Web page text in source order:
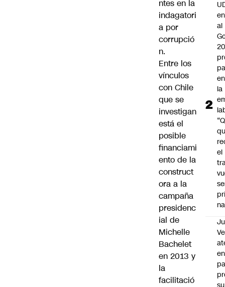
ntes en la
indagatori
a por
corrupció
n.
Entre los
vínculos
con Chile
que se
investigan
está el
posible
financiami
ento de la
construct
ora a la
campaña
presidenc
ial de
Michelle
Bachelet
en 2013 y
la
facilitació
al
20
la
el